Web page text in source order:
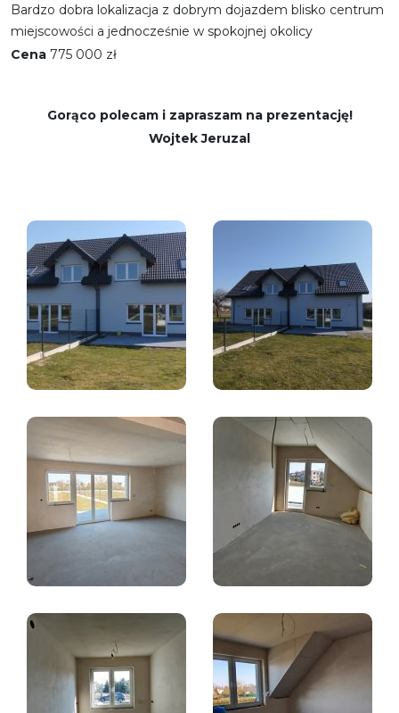
Bardzo dobra lokalizacja z dobrym dojazdem blisko centrum
miejscowości a jednocześnie w spokojnej okolicy
Cena 775 000 zł
Gorąco polecam i zapraszam na prezentację!
Wojtek Jeruzal